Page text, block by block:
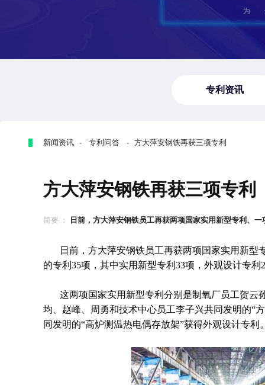
专利资讯
新闻资讯 - 专利问答 - 方大萍安钢铁再获三项专利
方大萍安钢铁再获三项专利
简要 ： 日前，方大萍安钢铁员工再获两项国家实用新型专利、一
日前，方大萍安钢铁员工再获两项国家实用新
的专利35项，其中实用新型专利33项，外观设计专利
这两项国家实用新型专利分别是制氧厂员工贺云
均、赵峰、周勇和技术中心员工李子兴共同发明的“
同发明的“高炉测温热电偶存放架”获得外观设计专利